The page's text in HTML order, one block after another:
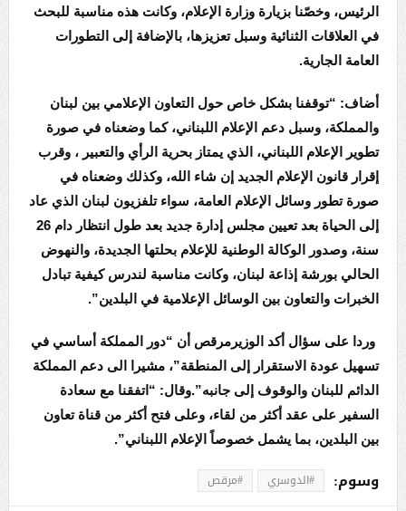
الرئيس، وخصّنا بزيارة وزارة الإعلام، وكانت هذه مناسبة للبحث
في العلاقات الثنائية وسبل تعزيزها، بالإضافة إلى التطورات
العامة الجارية.
أضاف: “توقفنا بشكل خاص حول التعاون الإعلامي بين لبنان
والمملكة، وسبل دعم الإعلام اللبناني، كما وضعناه في صورة
تطوير الإعلام اللبناني، الذي يمتاز بحرية الرأي والتعبير ، وقرب
إقرار قانون الإعلام الجديد إن شاء الله، وكذلك وضعناه في
صورة تطور وسائل الإعلام العامة، سواء تلفزيون لبنان الذي عاد
إلى الحياة بعد تعيين مجلس إدارة جديد بعد طول انتظار دام 26
سنة، وصدور الوكالة الوطنية للإعلام بحلتها الجديدة، والنهوض
الحالي بورشة إذاعة لبنان، وكانت مناسبة لندرس كيفية تبادل
الخبرات والتعاون بين الوسائل الإعلامية في البلدين”.
وردا على سؤال أكد الوزيرمرقص أن “دور المملكة أساسي في
تسهيل عودة الاستقرار إلى المنطقة”، مشيرا الى دعم المملكة
الدائم للبنان والوقوف إلى جانبه”.وقال: “اتفقنا مع سعادة
السفير على عقد أكثر من لقاء، وعلى فتح أكثر من قناة تعاون
بين البلدين، بما يشمل خصوصاً الإعلام اللبناني”.
وسوم: #الدوسري #مرقص